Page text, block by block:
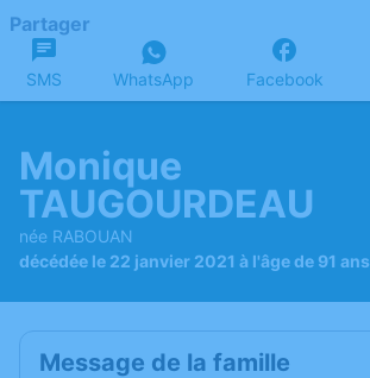
Partager
SMS WhatsApp Facebook
Monique
TAUGOURDEAU
née RABOUAN
décédée le 22 janvier 2021 à l'âge de 91 ans
Message de la famille